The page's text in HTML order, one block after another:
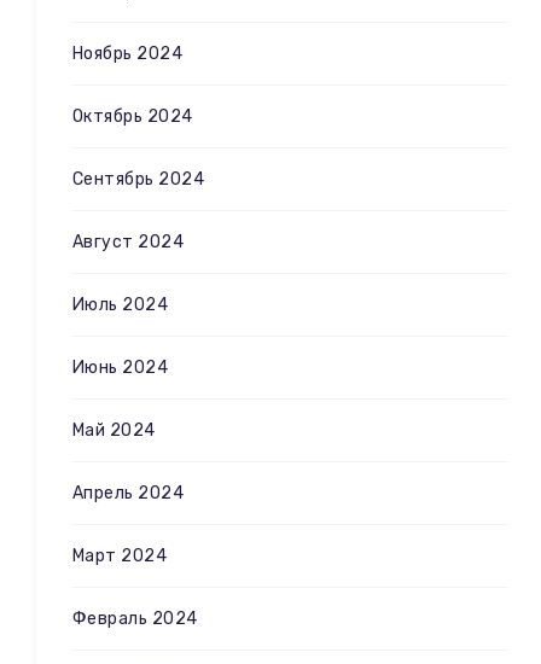
Ноябрь 2024
Октябрь 2024
Сентябрь 2024
Август 2024
Июль 2024
Июнь 2024
Май 2024
Апрель 2024
Март 2024
Февраль 2024